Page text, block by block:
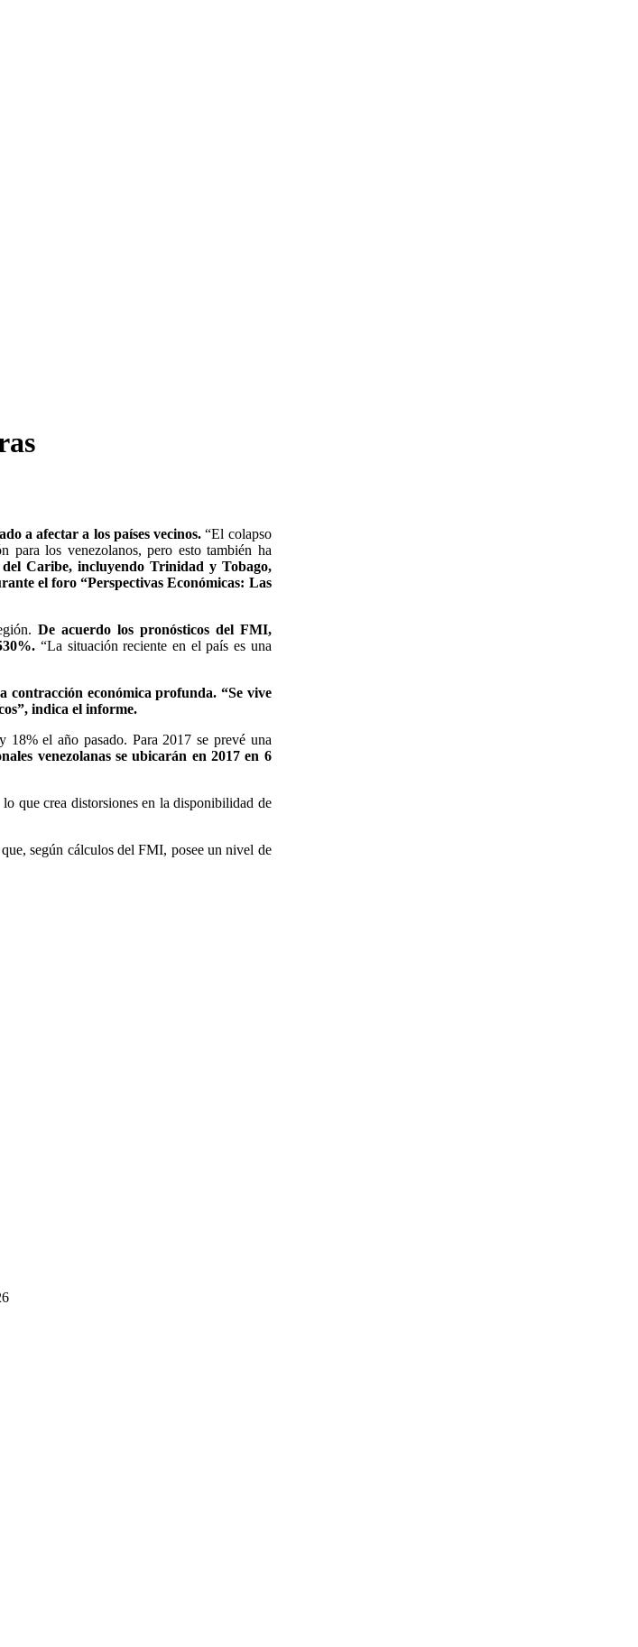
a afectar a los países vecinos. “El colapso
para los venezolanos, pero esto también ha
Caribe, incluyendo Trinidad y Tobago,
el foro “Perspectivas Económicas: Las
De acuerdo los pronósticos del FMI,
“La situación reciente en el país es una
contracción económica profunda. “Se vive
indica el informe.
el año pasado. Para 2017 se prevé una
venezolanas se ubicarán en 2017 en 6
que crea distorsiones en la disponibilidad de
según cálculos del FMI, posee un nivel de